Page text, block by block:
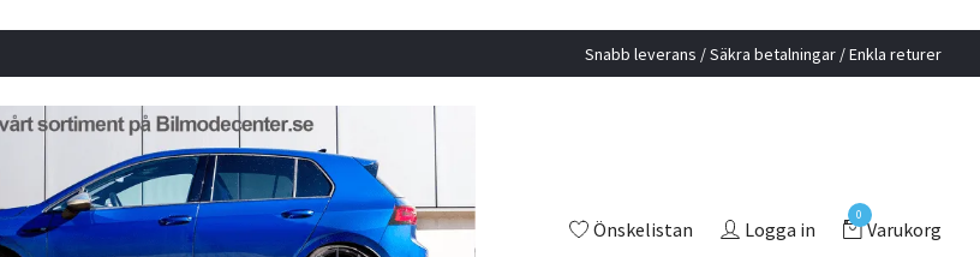
Snabb leverans / Säkra betalningar / Enkla returer
Önskelistan Logga in
0
Varukorg